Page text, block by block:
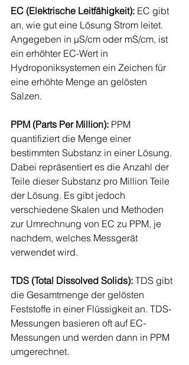
EC (Elektrische Leitfähigkeit): EC gibt
an, wie gut eine Lösung Strom leitet.
Angegeben in µS/cm oder mS/cm, ist
ein erhöhter EC-Wert in
Hydroponiksystemen ein Zeichen für
eine erhöhte Menge an gelösten
Salzen.
PPM (Parts Per Million): PPM
quantifiziert die Menge einer
bestimmten Substanz in einer Lösung.
Dabei repräsentiert es die Anzahl der
Teile dieser Substanz pro Million Teile
der Lösung. Es gibt jedoch
verschiedene Skalen und Methoden
zur Umrechnung von EC zu PPM, je
nachdem, welches Messgerät
verwendet wird.
TDS (Total Dissolved Solids): TDS gibt
die Gesamtmenge der gelösten
Feststoffe in einer Flüssigkeit an. TDS-
Messungen basieren oft auf EC-
Messungen und werden dann in PPM
umgerechnet.